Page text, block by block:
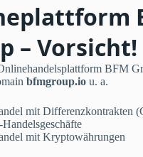
– Vorsicht!
BFM
bfmgroup.io u. a.
mit Differenzkontrakten
mit Kryptowährungen